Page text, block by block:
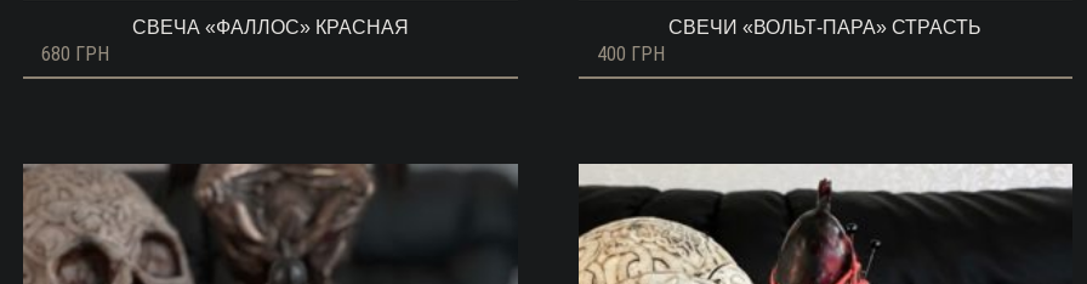
СВЕЧА «ФАЛЛОС» КРАСНАЯ
680 ГРН
СВЕЧИ «ВОЛЬТ-ПАРА» СТРАСТЬ
400 ГРН